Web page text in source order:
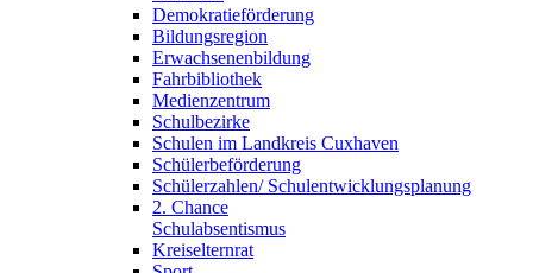
Demokratieförderung
Bildungsregion
Erwachsenenbildung
Fahrbibliothek
Medienzentrum
Schulbezirke
Schulen im Landkreis Cuxhaven
Schülerbeförderung
Schülerzahlen/ Schulentwicklungsplanung
2. Chance
Schulabsentismus
Kreiselternrat